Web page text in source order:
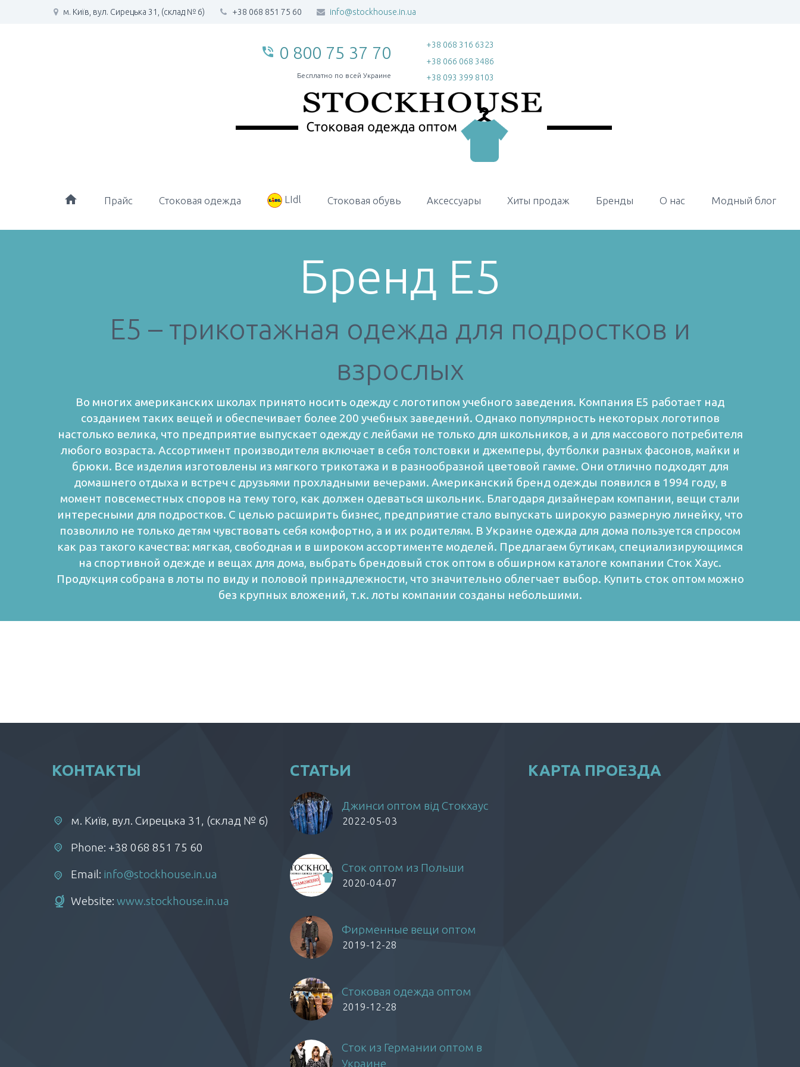
м. Київ, вул. Сирецька 31, (склад № 6) +38 068 851 75 60 info@stockhouse.in.ua
phone_in_talk 0 800 75 37 70
Бесплатно по всей Украине
+38 068 316 6323
+38 066 068 3486
+38 093 399 8103
home Прайс Стоковая одежда LIdl Стоковая обувь Аксессуары Хиты продаж Бренды О нас Модный блог
Бренд E5
E5 – трикотажная одежда для подростков и
взрослых
Во многих американских школах принято носить одежду с логотипом учебного заведения. Компания E5 работает над
созданием таких вещей и обеспечивает более 200 учебных заведений. Однако популярность некоторых логотипов
настолько велика, что предприятие выпускает одежду с лейбами не только для школьников, а и для массового потребителя
любого возраста. Ассортимент производителя включает в себя толстовки и джемперы, футболки разных фасонов, майки и
брюки. Все изделия изготовлены из мягкого трикотажа и в разнообразной цветовой гамме. Они отлично подходят для
домашнего отдыха и встреч с друзьями прохладными вечерами. Американский бренд одежды появился в 1994 году, в
момент повсеместных споров на тему того, как должен одеваться школьник. Благодаря дизайнерам компании, вещи стали
интересными для подростков. С целью расширить бизнес, предприятие стало выпускать широкую размерную линейку, что
позволило не только детям чувствовать себя комфортно, а и их родителям. В Украине одежда для дома пользуется спросом
как раз такого качества: мягкая, свободная и в широком ассортименте моделей. Предлагаем бутикам, специализирующимся
на спортивной одежде и вещах для дома, выбрать брендовый сток оптом в обширном каталоге компании Сток Хаус.
Продукция собрана в лоты по виду и половой принадлежности, что значительно облегчает выбор. Купить сток оптом можно
без крупных вложений, т.к. лоты компании созданы небольшими.
КОНТАКТЫ
м. Київ, вул. Сирецька 31, (склад № 6)
Phone: +38 068 851 75 60
Email: info@stockhouse.in.ua
Website: www.stockhouse.in.ua
СТАТЬИ
Джинси оптом від Стокхаус
2022-05-03
Сток оптом из Польши
2020-04-07
Фирменные вещи оптом
2019-12-28
Стоковая одежда оптом
2019-12-28
Сток из Германии оптом в
Украине
КАРТА ПРОЕЗДА